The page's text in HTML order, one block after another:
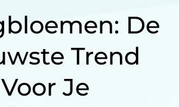
De
Trend
Voor Je